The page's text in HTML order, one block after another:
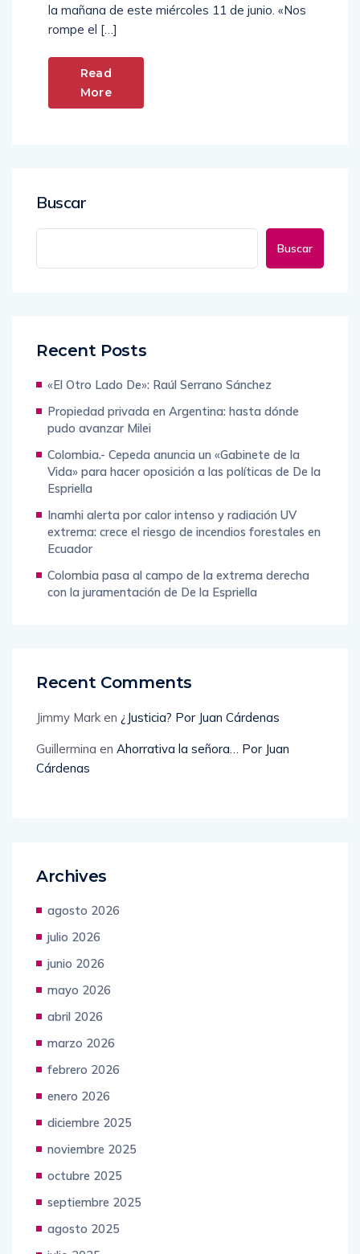
la mañana de este miércoles 11 de junio. «Nos
rompe el […]
Read
More
Buscar
Buscar
Recent Posts
«El Otro Lado De»: Raúl Serrano Sánchez
Propiedad privada en Argentina: hasta dónde
pudo avanzar Milei
Colombia.- Cepeda anuncia un «Gabinete de la
Vida» para hacer oposición a las políticas de De la
Espriella
Inamhi alerta por calor intenso y radiación UV
extrema: crece el riesgo de incendios forestales en
Ecuador
Colombia pasa al campo de la extrema derecha
con la juramentación de De la Espriella
Recent Comments
Jimmy Mark en ¿Justicia? Por Juan Cárdenas
Guillermina en Ahorrativa la señora… Por Juan
Cárdenas
Archives
agosto 2026
julio 2026
junio 2026
mayo 2026
abril 2026
marzo 2026
febrero 2026
enero 2026
diciembre 2025
noviembre 2025
octubre 2025
septiembre 2025
agosto 2025